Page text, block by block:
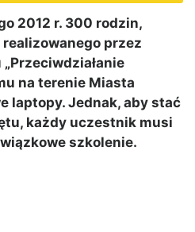
2012 r. 300 rodzin,
przez
na terenie Miasta
laptopy. Jednak, aby stać
każdy uczestnik musi
szkolenie.